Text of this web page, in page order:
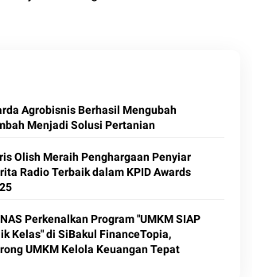
Agrobisnis Berhasil Mengubah
Menjadi Solusi Pertanian
Olish Meraih Penghargaan Penyiar
Radio Terbaik dalam KPID Awards
Perkenalkan Program "UMKM SIAP
Kelas" di SiBakul FinanceTopia,
UMKM Kelola Keuangan Tepat